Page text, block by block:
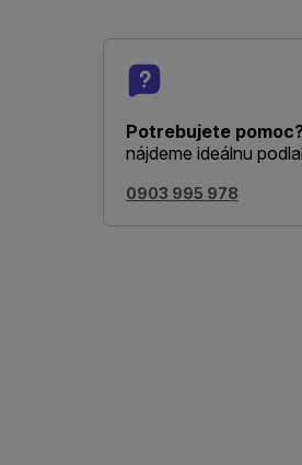
Potrebujete
nájdeme ideálnu
0903 995 978